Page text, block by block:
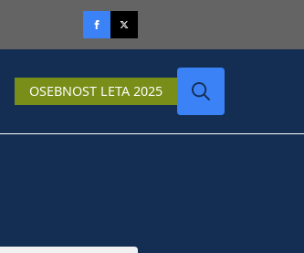
OSEBNOST LETA 2025